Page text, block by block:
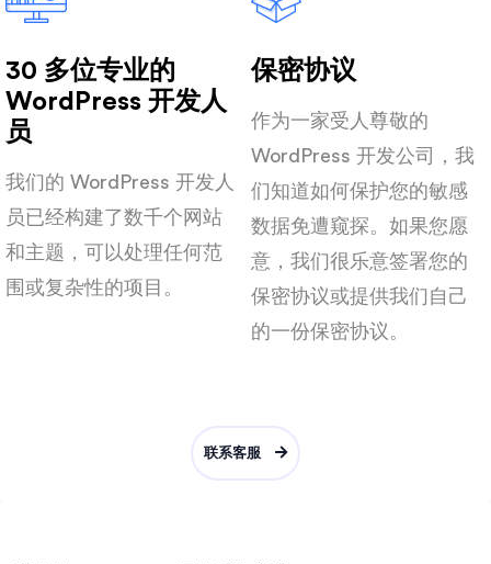
30 多位专业的
WordPress 开发人
员
我们的 WordPress 开发人
员已经构建了数千个网站
和主题，可以处理任何范
围或复杂性的项目。
保密协议
作为一家受人尊敬的
WordPress 开发公司，我
们知道如何保护您的敏感
数据免遭窥探。如果您愿
意，我们很乐意签署您的
保密协议或提供我们自己
的一份保密协议。
联系客服